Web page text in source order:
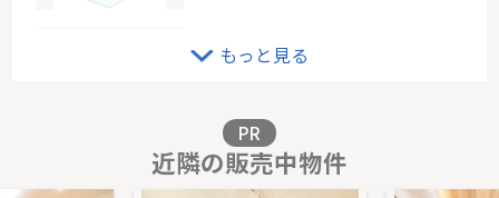
販売価格を見る
もっと見る
PR
近隣の販売中物件